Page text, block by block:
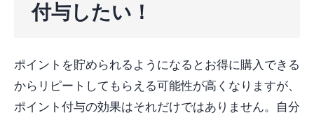
付与したい！
ポイントを貯められるようになるとお得に購入できる
からリピートしてもらえる可能性が高くなりますが、
ポイント付与の効果はそれだけではありません。自分